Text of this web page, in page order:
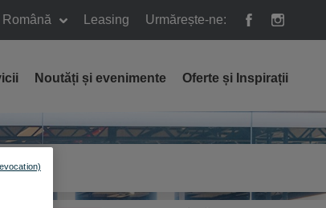
Română Leasing Urmărește-ne:
Noutăți și evenimente Oferte și Inspirații